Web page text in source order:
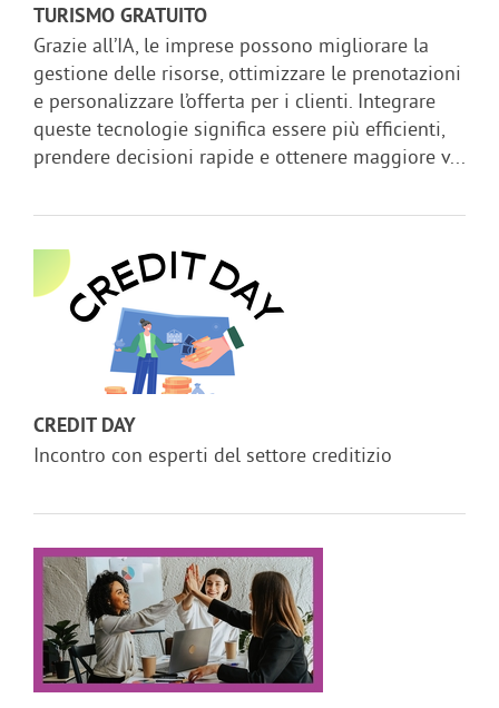
TURISMO GRATUITO
Grazie all’IA, le imprese possono migliorare la
gestione delle risorse, ottimizzare le prenotazioni
e personalizzare l’offerta per i clienti. Integrare
queste tecnologie significa essere più efficienti,
prendere decisioni rapide e ottenere maggiore v...
CREDIT DAY
Incontro con esperti del settore creditizio